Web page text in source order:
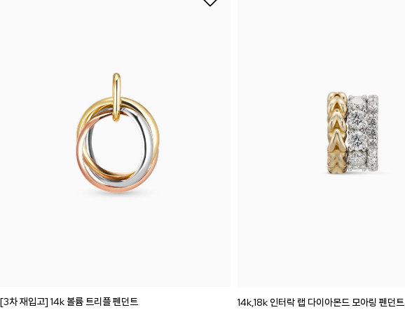
[3차 재입고] 14k 볼륨 트리플 펜던트 14k,18k 인터락 랩 다이아몬드 모아링 펜던트